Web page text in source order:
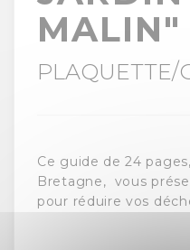
MALIN"
PLAQUETTE/
Ce guide de 24
Bretagne, vous
pour réduire vos